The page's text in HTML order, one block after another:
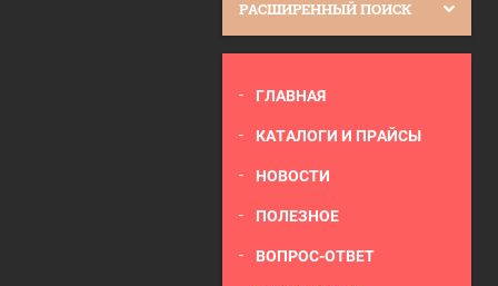
РАСШИРЕННЫЙ ПОИСК
ГЛАВНАЯ
КАТАЛОГИ И ПРАЙСЫ
НОВОСТИ
ПОЛЕЗНОЕ
ВОПРОС-ОТВЕТ